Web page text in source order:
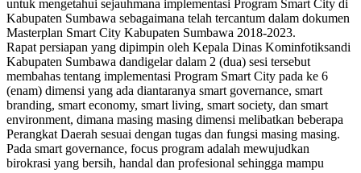
untuk mengetahui sejauhmana implementasi Program Smart City di
Kabupaten Sumbawa sebagaimana telah tercantum dalam dokumen
Masterplan Smart City Kabupaten Sumbawa 2018-2023.
Rapat persiapan yang dipimpin oleh Kepala Dinas Kominfotiksandi
Kabupaten Sumbawa dandigelar dalam 2 (dua) sesi tersebut
membahas tentang implementasi Program Smart City pada ke 6
(enam) dimensi yang ada diantaranya smart governance, smart
branding, smart economy, smart living, smart society, dan smart
environment, dimana masing masing dimensi melibatkan beberapa
Perangkat Daerah sesuai dengan tugas dan fungsi masing masing.
Pada smart governance, focus program adalah mewujudkan
birokrasi yang bersih, handal dan profesional sehingga mampu